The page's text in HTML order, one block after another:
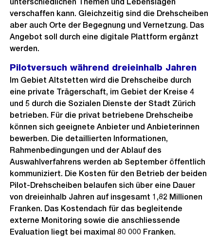
verschaffen kann. Gleichzeitig sind die Drehscheiben
aber auch Orte der Begegnung und Vernetzung. Das
Angebot soll durch eine digitale Plattform ergänzt
werden.
Pilotversuch während dreieinhalb Jahren
Im Gebiet Altstetten wird die Drehscheibe durch
eine private Trägerschaft, im Gebiet der Kreise 4
und 5 durch die Sozialen Dienste der Stadt Zürich
betrieben. Für die privat betriebene Drehscheibe
können sich geeignete Anbieter und Anbieterinnen
bewerben. Die detaillierten Informationen,
Rahmenbedingungen und der Ablauf des
Auswahlverfahrens werden ab September öffentlich
kommuniziert. Die Kosten für den Betrieb der beiden
Pilot-Drehscheiben belaufen sich über eine Dauer
von dreieinhalb Jahren auf insgesamt 1,82 Millionen
Franken. Das Kostendach für das begleitende
externe Monitoring sowie die anschliessende
Evaluation liegt bei maximal 80 000 Franken.